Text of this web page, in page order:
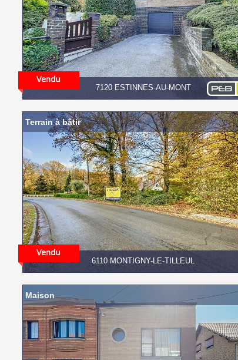
7120 ESTINNES-AU-MONT
6110 MONTIGNY-LE-TILLEUL
Terrain à bâtir
Maison